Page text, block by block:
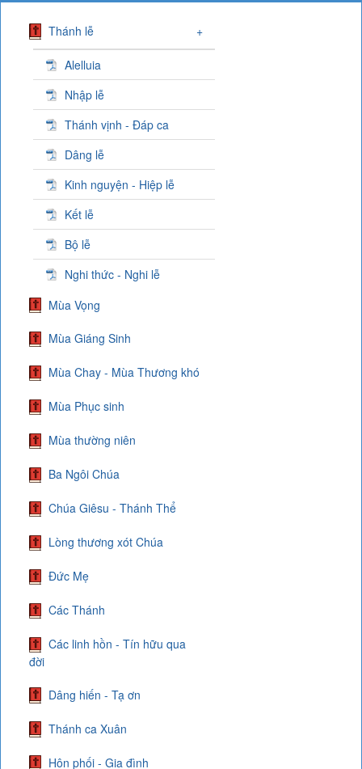
Thánh lễ +
Alelluia
Nhập lễ
Thánh vịnh - Đáp ca
Dâng lễ
Kinh nguyện - Hiệp lễ
Kết lễ
Bộ lễ
Nghi thức - Nghi lễ
Mùa Vọng
Mùa Giáng Sinh
Mùa Chay - Mùa Thương khó
Mùa Phục sinh
Mùa thường niên
Ba Ngôi Chúa
Chúa Giêsu - Thánh Thể
Lòng thương xót Chúa
Đức Mẹ
Các Thánh
Các linh hồn - Tín hữu qua
đời
Dâng hiến - Tạ ơn
Thánh ca Xuân
Hôn phối - Gia đình